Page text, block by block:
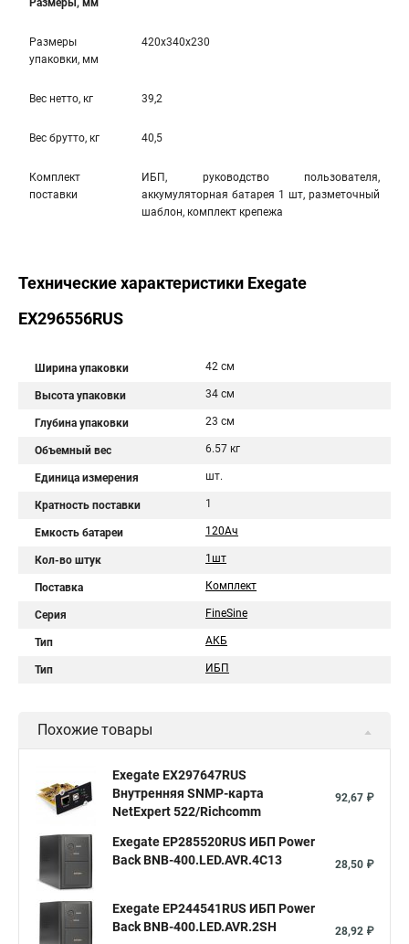
Размеры, мм
Размеры
упаковки, мм
420x340x230
Вес нетто, кг 39,2
Вес брутто, кг 40,5
Комплект
поставки
ИБП, руководство пользователя,
аккумуляторная батарея 1 шт, разметочный
шаблон, комплект крепежа
Технические характеристики Exegate
EX296556RUS
Ширина упаковки 42 см
Высота упаковки 34 см
Глубина упаковки 23 см
Объемный вес 6.57 кг
Единица измерения шт.
Кратность поставки 1
Емкость батареи 120Aч
Кол-во штук 1шт
Поставка Комплект
Серия FineSine
Тип АКБ
Тип ИБП
Похожие товары
Exegate EX297647RUS
Внутренняя SNMP-карта
NetExpert 522/Richcomm
92,67 ₽
Exegate EP285520RUS ИБП Power
Back BNB-400.LED.AVR.4C13
28,50 ₽
Exegate EP244541RUS ИБП Power
Back BNB-400.LED.AVR.2SH
28,92 ₽